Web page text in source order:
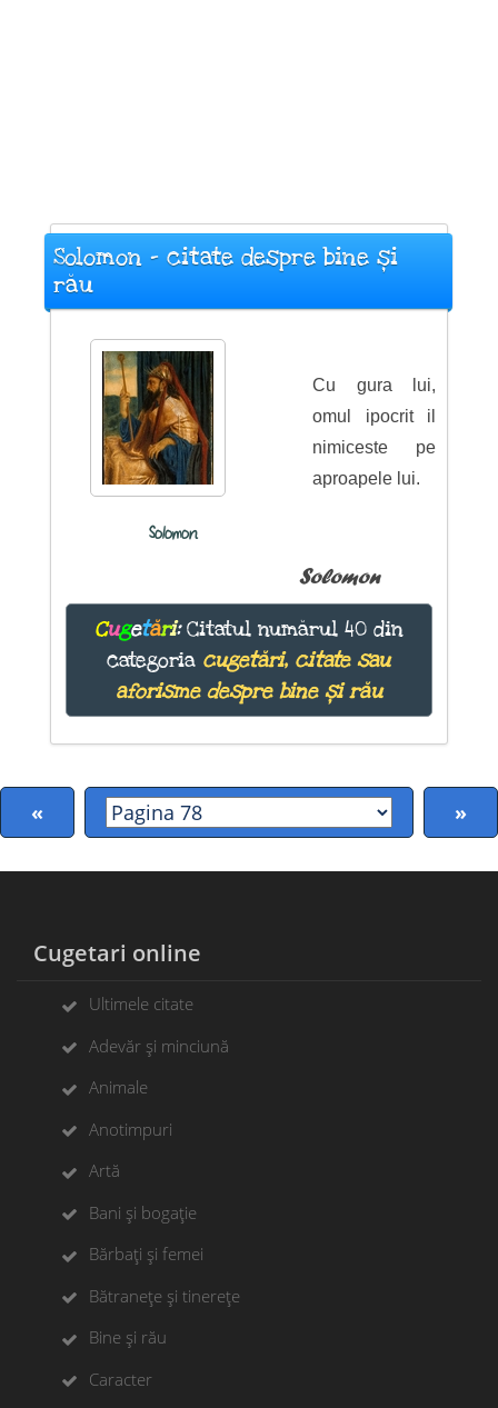
Solomon - citate despre bine și
rău
Solomon
Cu gura lui,
omul ipocrit il
nimiceste pe
aproapele lui.
Solomon
Cugetări:Citatul numărul 40 din
categoria cugetări, citate sau
aforisme despre bine și rău
« »
Cugetari online
Ultimele citate
Adevăr și minciună
Animale
Anotimpuri
Artă
Bani și bogație
Bărbați și femei
Bătranețe și tinerețe
Bine și rău
Caracter